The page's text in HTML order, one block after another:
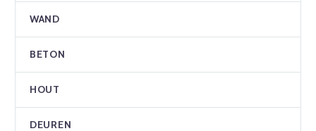
WAND
BETON
HOUT
DEUREN